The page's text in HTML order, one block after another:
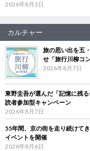
2026年8月3日
カルチャー
旅の思い出を五
せ「旅行川柳コ
2026年8月7日
東野圭吾が選んだ「記憶に残
読者参加型キャンペーン
2026年8月7日
55年間、京の街を走り続けて
イベントを開催
2026年8月6日